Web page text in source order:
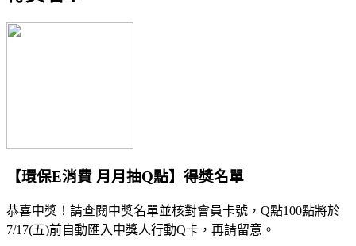
【環保E消費 月月抽Q點】得獎名單
恭喜中獎！請查閱中獎名單並核對會員卡號，Q點100點將於
7/17(五)前自動匯入中獎人行動Q卡，再請留意。